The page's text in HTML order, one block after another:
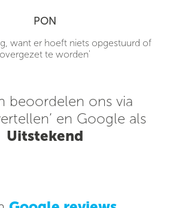
PON
want er hoeft niets opgestuurd of
overgezet te worden'
beoordelen ons via
en Google als
Uitstekend